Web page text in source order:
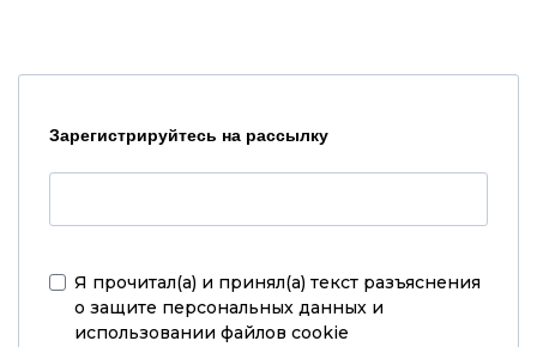
Зарегистрируйтесь на рассылку
Я прочитал(а) и принял(а) текст разъяснения
о защите персональных данных и
использовании файлов cookie